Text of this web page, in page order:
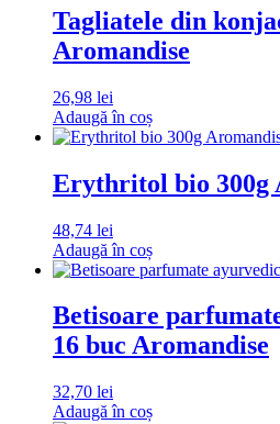
Tagliatele din
Aromandise
26,98 lei
Adaugă în coș
Erythritol bio 300g
48,74 lei
Adaugă în coș
Betisoare
16 buc Aromandise
32,70 lei
Adaugă în coș